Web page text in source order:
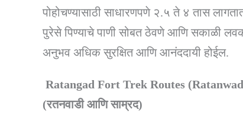
पोहोचण्यासाठी साधारणपणे २.५ ते ४ तास
पुरेसे पिण्याचे पाणी सोबत ठेवणे आणि सकाळी
अनुभव अधिक सुरक्षित आणि आनंददायी होईल.
Ratangad Fort Trek Routes
(रतनवाडी आणि साम्रद)